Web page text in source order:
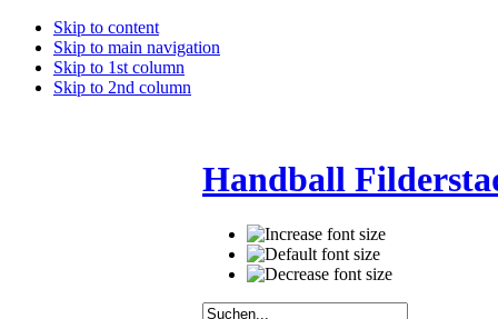
Skip to content
Skip to main navigation
Skip to 1st column
Skip to 2nd column
Handball